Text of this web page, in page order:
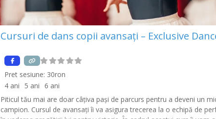
Cursuri de dans copii avansați – Exclusive
Pret sesiune: 30ron
4 ani
5 ani 6 ani
Piticul tău mai are doar câțiva pași de parcurs pentru a deveni un
campion. Cursul de avansați îi va asigura trecerea la o echipă de